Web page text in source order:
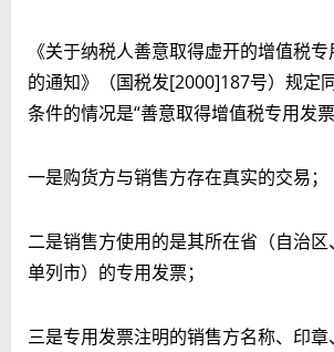
《关于纳税人善意取得虚开的增值税
的通知》（国税发[2000]187号）规定
条件的情况是“善意取得增值税专用发票
一是购货方与销售方存在真实的交易；
二是销售方使用的是其所在省（自治
单列市）的专用发票；
三是专用发票注明的销售方名称、印